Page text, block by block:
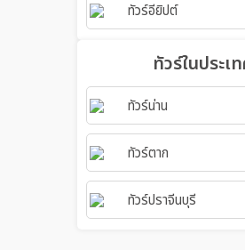
ทัวร์อียิปต์
ทัวร์ในประเ
ทัวร์น่าน
ทัวร์ตาก
ทัวร์ปราจีนบุรี